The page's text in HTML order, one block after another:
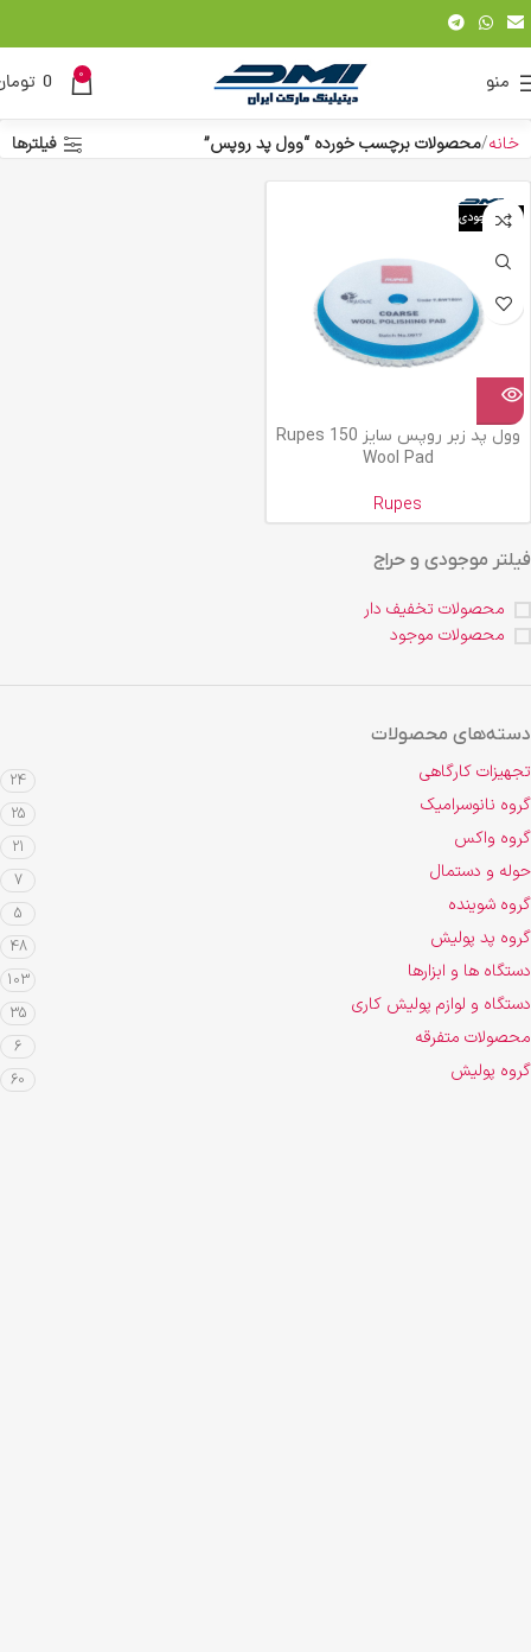
منو 0
0
فیلتر موجودی و حراج
محصولات تخفیف دار
محصولات موجود
دسته‌های محصولات
تجهیزات کارگاهی 24
گروه نانوسرامیک 25
گروه واکس 21
حوله و دستمال 7
گروه شوینده 5
گروه پد پولیش 48
دستگاه ها و ابزارها 103
دستگاه و لوازم پولیش کاری 35
محصولات متفرقه 6
گروه پولیش 60
خانه محصولات برچسب خورده “وول پد روپس” فیلترها
اتمام موجودی
وول پد زبر روپس سایز 150 Rupes
Wool Pad
Rupes